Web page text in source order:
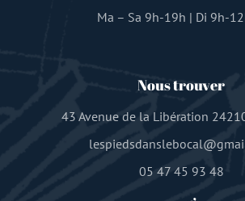
Ma – Sa 9h-19h | Di 9h-
Nous trouver
43 Avenue de la Libération
05 47 45 93 48